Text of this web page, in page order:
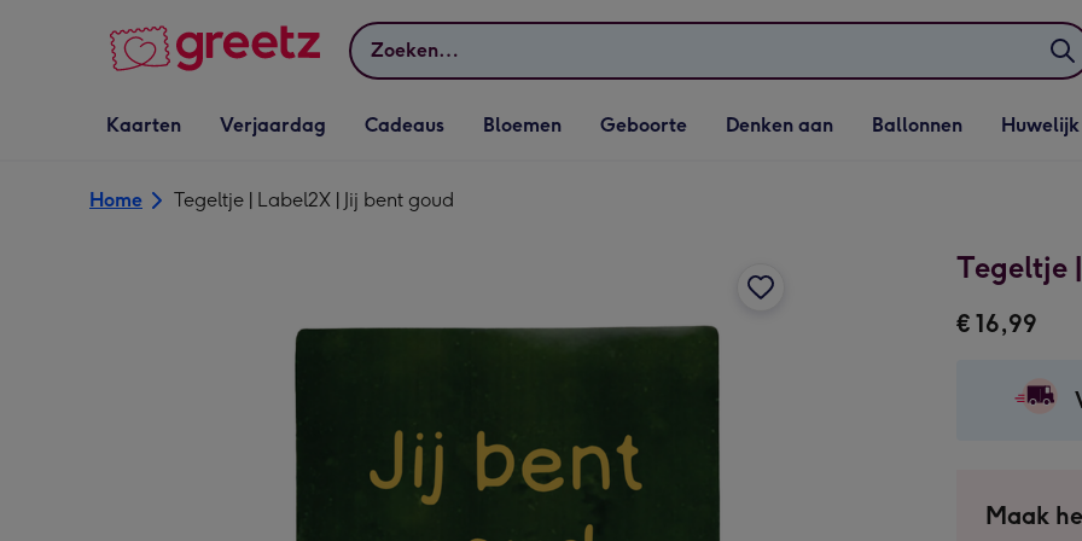
Zoeken
Vervolgkeuzelijst
Kaarten openen
Kaarten
Vervolgkeuzelijst
Verjaardag openen
Verjaardag
Vervolgkeuzelijst
Cadeaus openen
Cadeaus
Vervolgkeuzelijst
Bloemen openen
Bloemen
Vervolgkeuzelijst
Geboorte openen
Geboorte
Vervolgkeuzelijst
Denken aan openen
Denken aan
Vervolgkeuzelijst
Ballonnen openen
Ballonnen
Huwelijk
Huwelijk
Home Tegeltje | Label2X | Jij bent goud
Tegeltje
€ 16,99
Maak